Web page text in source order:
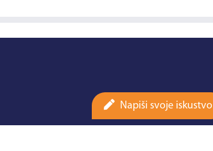
Napiši svoje iskustvo